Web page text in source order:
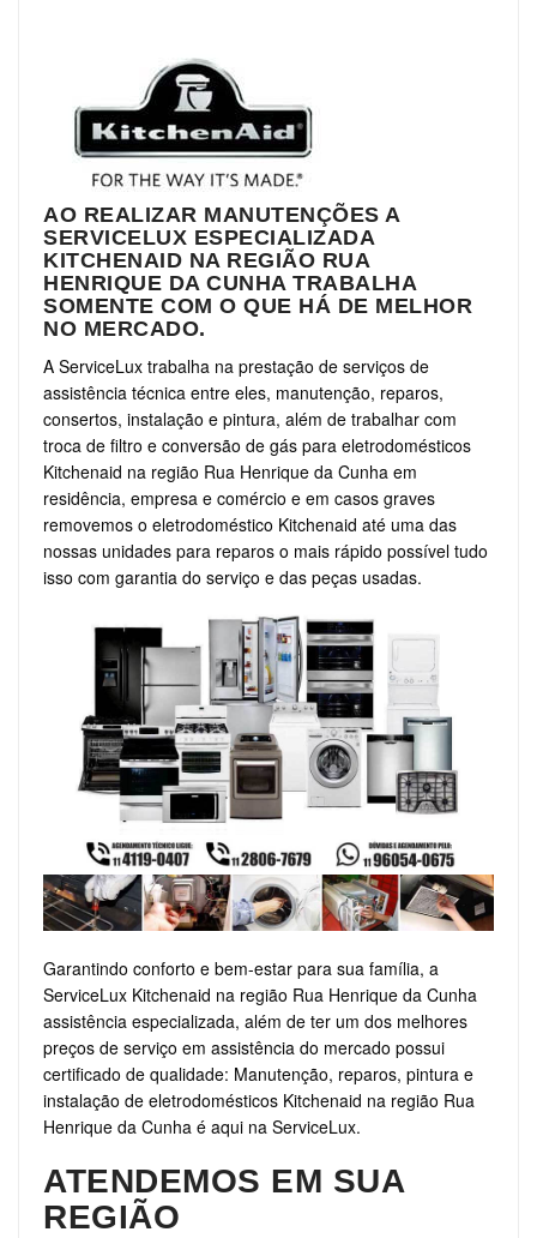
AO REALIZAR MANUTENÇÕES A
SERVICELUX ESPECIALIZADA
KITCHENAID NA REGIÃO RUA
HENRIQUE DA CUNHA TRABALHA
SOMENTE COM O QUE HÁ DE MELHOR
NO MERCADO.
A ServiceLux trabalha na prestação de serviços de
assistência técnica entre eles, manutenção, reparos,
consertos, instalação e pintura, além de trabalhar com
troca de filtro e conversão de gás para eletrodomésticos
Kitchenaid na região Rua Henrique da Cunha em
residência, empresa e comércio e em casos graves
removemos o eletrodoméstico Kitchenaid até uma das
nossas unidades para reparos o mais rápido possível tudo
isso com garantia do serviço e das peças usadas.
Garantindo conforto e bem-estar para sua família, a
ServiceLux Kitchenaid na região Rua Henrique da Cunha
assistência especializada, além de ter um dos melhores
preços de serviço em assistência do mercado possui
certificado de qualidade: Manutenção, reparos, pintura e
instalação de eletrodomésticos Kitchenaid na região Rua
Henrique da Cunha é aqui na ServiceLux.
ATENDEMOS EM SUA
REGIÃO